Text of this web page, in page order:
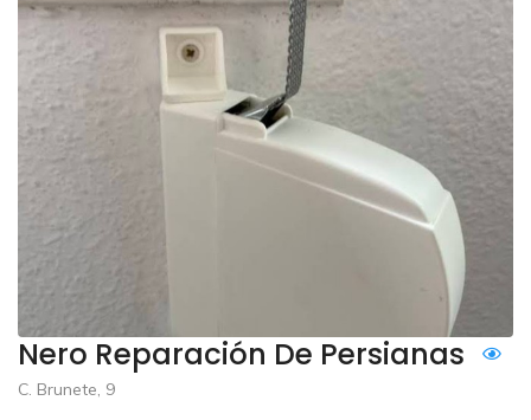
Nero Reparación De Persianas
C. Brunete, 9